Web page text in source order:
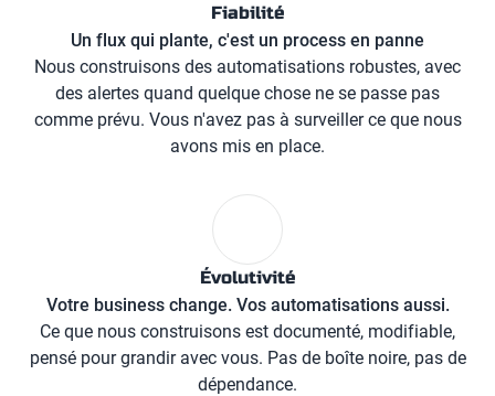
Fiabilité
Un flux qui plante, c'est un process en panne
Nous construisons des automatisations robustes, avec
des alertes quand quelque chose ne se passe pas
comme prévu. Vous n'avez pas à surveiller ce que nous
avons mis en place.
Évolutivité
Votre business change. Vos automatisations aussi.
Ce que nous construisons est documenté, modifiable,
pensé pour grandir avec vous. Pas de boîte noire, pas de
dépendance.